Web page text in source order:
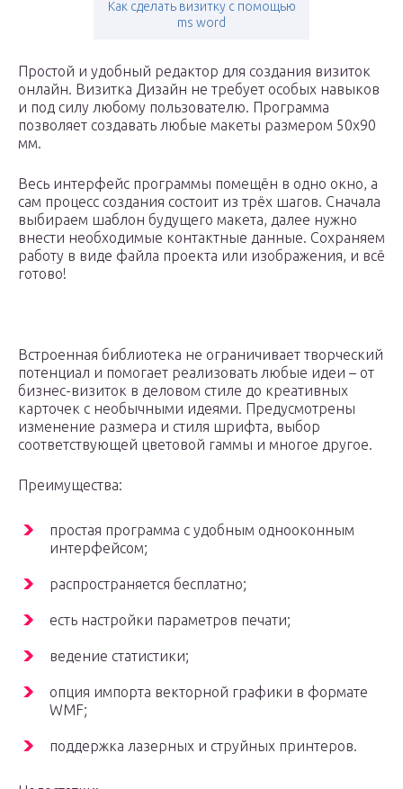
Как сделать визитку с помощью
ms word
Простой и удобный редактор для создания визиток
онлайн. Визитка Дизайн не требует особых навыков
и под силу любому пользователю. Программа
позволяет создавать любые макеты размером 50х90
мм.
Весь интерфейс программы помещён в одно окно, а
сам процесс создания состоит из трёх шагов. Сначала
выбираем шаблон будущего макета, далее нужно
внести необходимые контактные данные. Сохраняем
работу в виде файла проекта или изображения, и всё
готово!
Встроенная библиотека не ограничивает творческий
потенциал и помогает реализовать любые идеи – от
бизнес-визиток в деловом стиле до креативных
карточек с необычными идеями. Предусмотрены
изменение размера и стиля шрифта, выбор
соответствующей цветовой гаммы и многое другое.
Преимущества:
простая программа с удобным однооконным
интерфейсом;
распространяется бесплатно;
есть настройки параметров печати;
ведение статистики;
опция импорта векторной графики в формате
WMF;
поддержка лазерных и струйных принтеров.